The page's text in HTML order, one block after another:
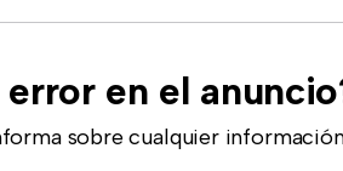
en el
sobre cualquier